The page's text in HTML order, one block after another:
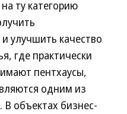
ту категорию
улучшить качество
где практически
пентхаусы,
одним из
объектах бизнес-